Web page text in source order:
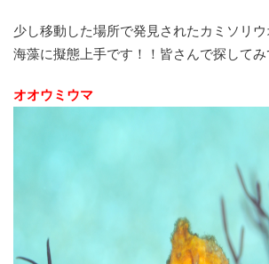
少し移動した場所で発見されたカミソリウ
海藻に擬態上手です！！皆さんで探して
オオウミウマ